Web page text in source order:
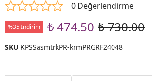
0 Değerlendirme
%35 İndirim ₺ 474.50 ₺ 730.00
SKU KPSSasmtrkPR-krmPRGRF24048